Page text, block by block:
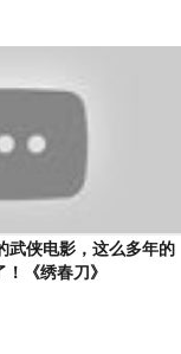
武侠电影，这么多年的
《绣春刀》